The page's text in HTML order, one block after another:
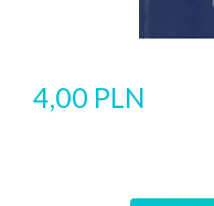
4,00 PLN